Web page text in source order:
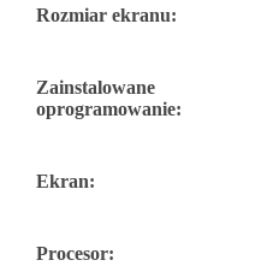
Rozmiar ekranu:
Zainstalowane
oprogramowanie:
Ekran:
Procesor: